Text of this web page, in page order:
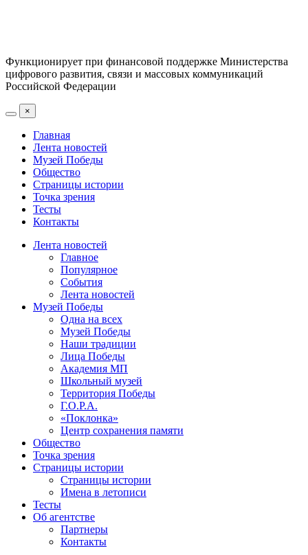
Функционирует при финансовой поддержке Министерства
цифрового развития, связи и массовых коммуникаций
Российской Федерации
×
Главная
Лента новостей
Музей Победы
Общество
Страницы истории
Точка зрения
Тесты
Контакты
Лента новостей
Главное
Популярное
События
Лента новостей
Музей Победы
Одна на всех
Музей Победы
Наши традиции
Лица Победы
Академия МП
Школьный музей
Территория Победы
Г.О.Р.А.
«Поклонка»
Центр сохранения памяти
Общество
Точка зрения
Страницы истории
Страницы истории
Имена в летописи
Тесты
Об агентстве
Партнеры
Контакты